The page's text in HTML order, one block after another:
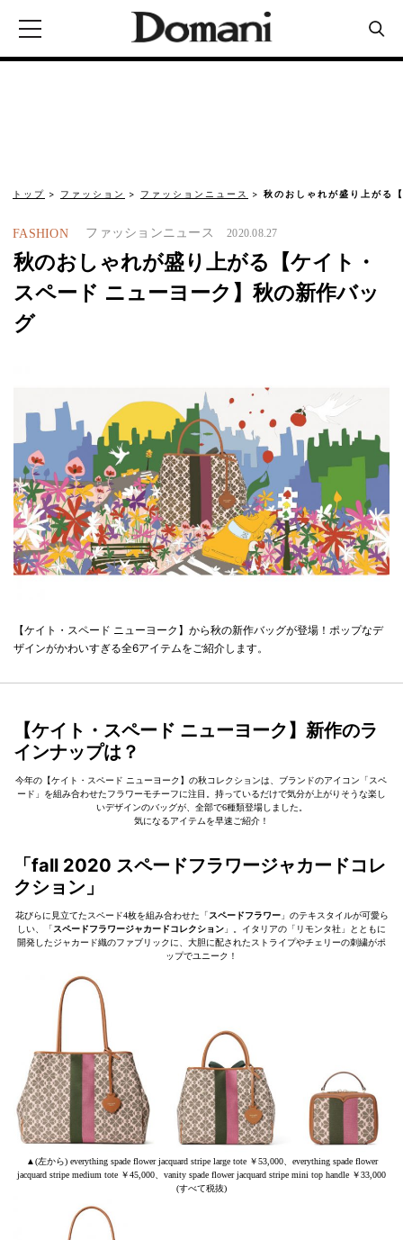
トップ ファッション ファッションニュース 秋のおしゃれが盛り上がる
FASHION ファッションニュース 2020.08.27
秋のおしゃれが盛り上がる【ケイト・
スペード ニューヨーク】秋の新作バッ
グ
【ケイト・スペード ニューヨーク】から秋の新作バッグが登場！ポップなデ
ザインがかわいすぎる全6アイテムをご紹介します。
【ケイト・スペード ニューヨーク】新作のラ
インナップは？
今年の【ケイト・スペード ニューヨーク】の秋コレクションは、ブランドのアイコン「スペ
ード」を組み合わせたフラワーモチーフに注目。持っているだけで気分が上がりそうな楽し
いデザインのバッグが、全部で6種類登場しました。
気になるアイテムを早速ご紹介！
「fall 2020 スペードフラワージャカードコレ
クション」
花びらに見立てたスペード4枚を組み合わせた「スペードフラワー」のテキスタイルが可愛ら
しい、「スペードフラワージャカードコレクション 」。イタリアの「リモンタ社」とともに
開発したジャカード織のファブリックに、大胆に配されたストライプやチェリーの刺繍がポ
ップでユニーク！
▲(左から) everything spade flower jacquard stripe large tote ￥53,000、everything spade flower
jacquard stripe medium tote ￥45,000、vanity spade flower jacquard stripe mini top handle ￥33,000
(すべて税抜)